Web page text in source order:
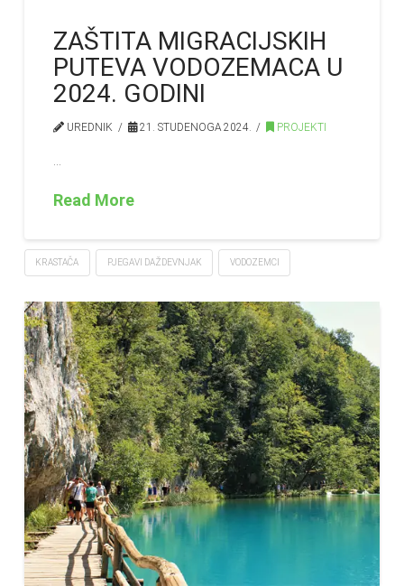
ZAŠTITA MIGRACIJSKIH
PUTEVA VODOZEMACA U
2024. GODINI
UREDNIK 21. STUDENOGA 2024. PROJEKTI
…
Read More
KRASTAČA PJEGAVI DAŽDEVNJAK VODOZEMCI